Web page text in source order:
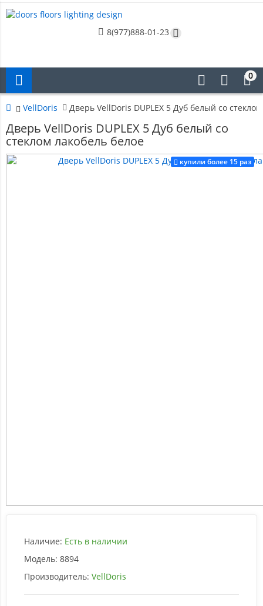
8(977)888-01-23
0
VellDoris Дверь VellDoris DUPLEX 5 Дуб белый со
Дверь VellDoris DUPLEX 5 Дуб белый со
стеклом лакобель белое
купили более 15 раз
Наличие: Есть в наличии
Модель: 8894
Производитель: VellDoris